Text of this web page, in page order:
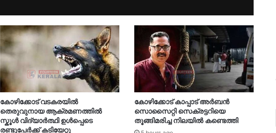
കോഴിക്കോട് വടകരയിൽ
തെരുവുനായ ആക്രമണത്തിൽ
സ്കൂൾ വിദ്യാർത്ഥി ഉൾപ്പെടെ
രണ്ടുപേർക്ക് കടിയേറ്റു
കോഴിക്കോട് കാപ്പാട് അര്‍ബന്‍
സൊസൈറ്റി സെക്രട്ടറിയെ
തൂങ്ങിമരിച്ച നിലയിൽ കണ്ടെത്തി